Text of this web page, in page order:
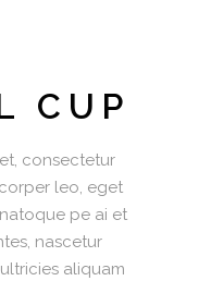
CUP
consectetur
leo, eget
pe ai et
nascetur
aliquam